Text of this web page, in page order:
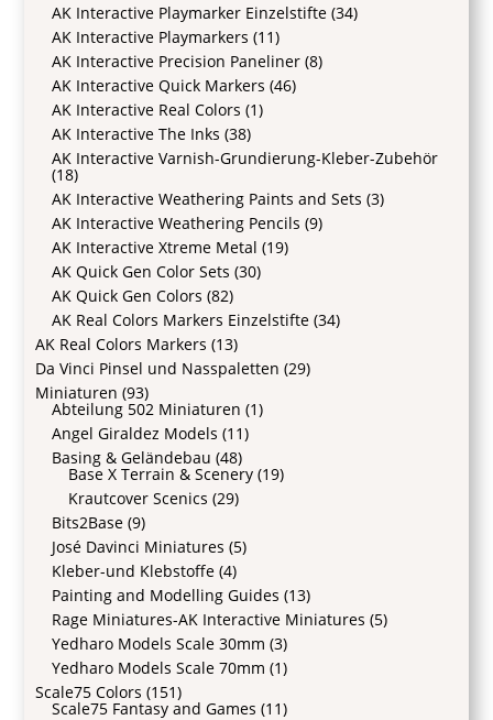
AK Interactive Playmarker Einzelstifte (34)
AK Interactive Playmarkers (11)
AK Interactive Precision Paneliner (8)
AK Interactive Quick Markers (46)
AK Interactive Real Colors (1)
AK Interactive The Inks (38)
AK Interactive Varnish-Grundierung-Kleber-Zubehör
(18)
AK Interactive Weathering Paints and Sets (3)
AK Interactive Weathering Pencils (9)
AK Interactive Xtreme Metal (19)
AK Quick Gen Color Sets (30)
AK Quick Gen Colors (82)
AK Real Colors Markers Einzelstifte (34)
AK Real Colors Markers (13)
Da Vinci Pinsel und Nasspaletten (29)
Miniaturen (93)
Abteilung 502 Miniaturen (1)
Angel Giraldez Models (11)
Basing & Geländebau (48)
Base X Terrain & Scenery (19)
Krautcover Scenics (29)
Bits2Base (9)
José Davinci Miniatures (5)
Kleber-und Klebstoffe (4)
Painting and Modelling Guides (13)
Rage Miniatures-AK Interactive Miniatures (5)
Yedharo Models Scale 30mm (3)
Yedharo Models Scale 70mm (1)
Scale75 Colors (151)
Scale75 Fantasy and Games (11)